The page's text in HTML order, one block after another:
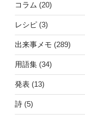
コラム (20)
レシピ (3)
出来事メモ (289)
用語集 (34)
発表 (13)
詩 (5)